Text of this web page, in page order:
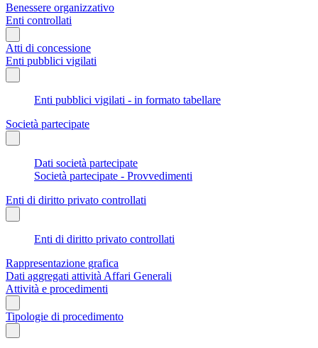
Benessere organizzativo
Enti controllati
Atti di concessione
Enti pubblici vigilati
Enti pubblici vigilati - in formato tabellare
Società partecipate
Dati società partecipate
Società partecipate - Provvedimenti
Enti di diritto privato controllati
Enti di diritto privato controllati
Rappresentazione grafica
Dati aggregati attività Affari Generali
Attività e procedimenti
Tipologie di procedimento